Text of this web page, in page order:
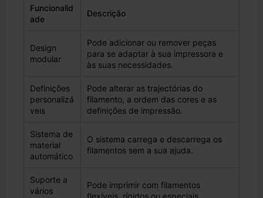
Funcionalid
ade
Descrição
Design
modular
Pode adicionar ou remover peças
para se adaptar à sua impressora e
às suas necessidades.
Definições
personalizá
veis
Pode alterar as trajectórias do
filamento, a ordem das cores e as
definições de impressão.
Sistema de
material
automático
O sistema carrega e descarrega os
filamentos sem a sua ajuda.
Suporte a
vários
Pode imprimir com filamentos
flexíveis, rígidos ou especiais.